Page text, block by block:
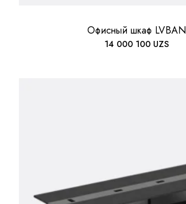
Офисный шкаф LVBAN
14 000 100 UZS